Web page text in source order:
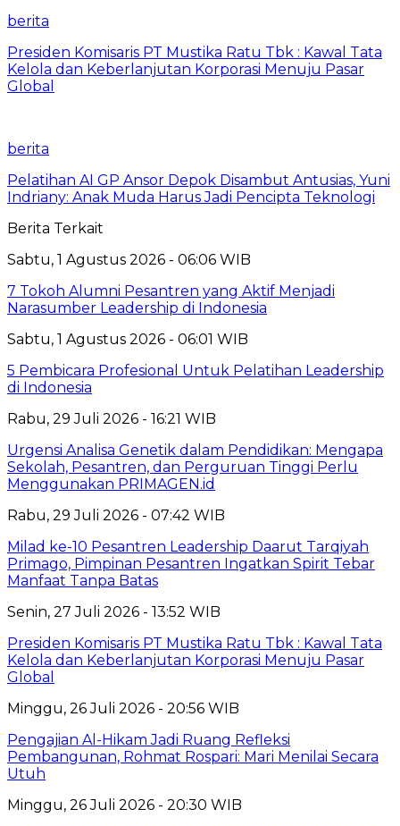
berita
Presiden Komisaris PT Mustika Ratu Tbk : Kawal Tata
Kelola dan Keberlanjutan Korporasi Menuju Pasar
Global
berita
Pelatihan AI GP Ansor Depok Disambut Antusias, Yuni
Indriany: Anak Muda Harus Jadi Pencipta Teknologi
Berita Terkait
Sabtu, 1 Agustus 2026 - 06:06 WIB
7 Tokoh Alumni Pesantren yang Aktif Menjadi
Narasumber Leadership di Indonesia
Sabtu, 1 Agustus 2026 - 06:01 WIB
5 Pembicara Profesional Untuk Pelatihan Leadership
di Indonesia
Rabu, 29 Juli 2026 - 16:21 WIB
Urgensi Analisa Genetik dalam Pendidikan: Mengapa
Sekolah, Pesantren, dan Perguruan Tinggi Perlu
Menggunakan PRIMAGEN.id
Rabu, 29 Juli 2026 - 07:42 WIB
Milad ke-10 Pesantren Leadership Daarut Tarqiyah
Primago, Pimpinan Pesantren Ingatkan Spirit Tebar
Manfaat Tanpa Batas
Senin, 27 Juli 2026 - 13:52 WIB
Presiden Komisaris PT Mustika Ratu Tbk : Kawal Tata
Kelola dan Keberlanjutan Korporasi Menuju Pasar
Global
Minggu, 26 Juli 2026 - 20:56 WIB
Pengajian Al-Hikam Jadi Ruang Refleksi
Pembangunan, Rohmat Rospari: Mari Menilai Secara
Utuh
Minggu, 26 Juli 2026 - 20:30 WIB